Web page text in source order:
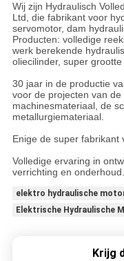
Wij zijn Hydraulisch
Ltd, die fabrikant voor
servomotor, dam
Producten: volledige
werk berekende
oliecilinder, super
30 jaar in de productie
voor de projecten van
machinesmateriaal, de
metallurgiemateriaal.
Enige de super fabrikant
Volledige ervaring in
verrichting en onderhoud.
elektro hydraulische
Elektrische Hydraulische
Krijg